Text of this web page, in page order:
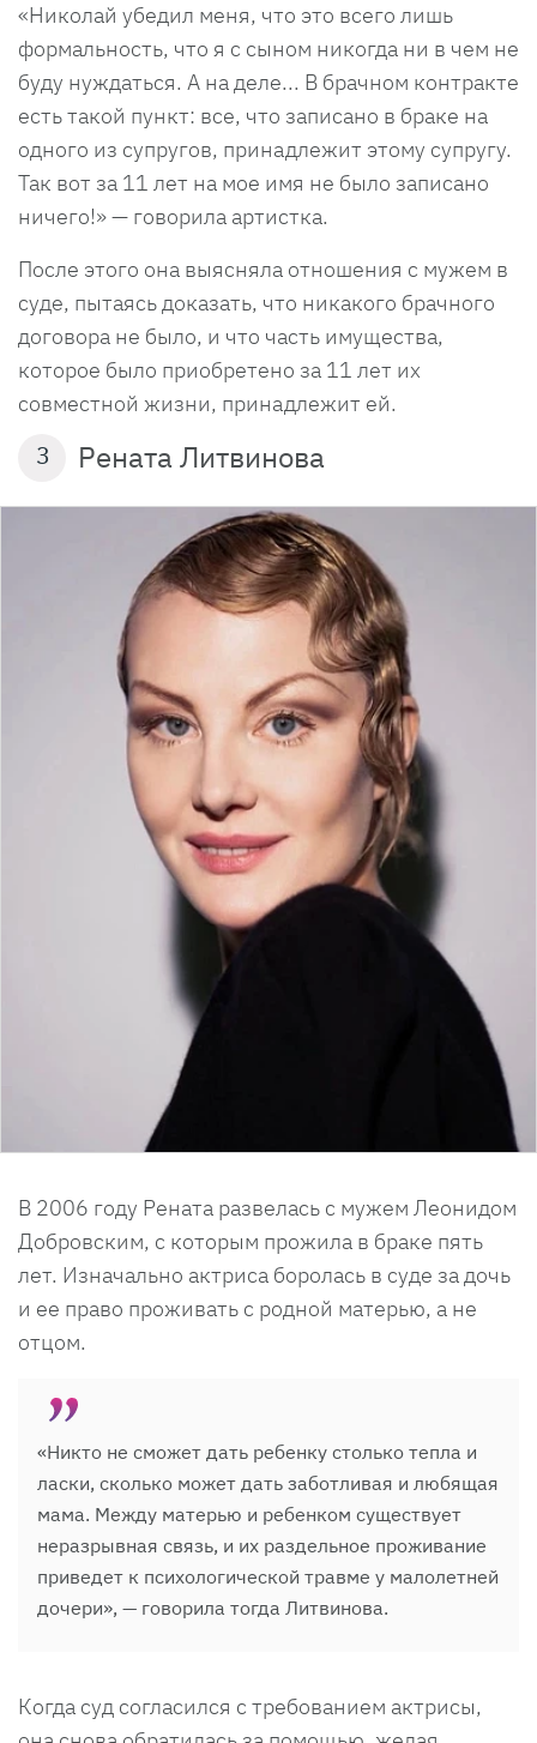
«Николай убедил меня, что это всего лишь
формальность, что я с сыном никогда ни в чем не
буду нуждаться. А на деле... В брачном контракте
есть такой пункт: все, что записано в браке на
одного из супругов, принадлежит этому супругу.
Так вот за 11 лет на мое имя не было записано
ничего!» — говорила артистка.
После этого она выясняла отношения с мужем в
суде, пытаясь доказать, что никакого брачного
договора не было, и что часть имущества,
которое было приобретено за 11 лет их
совместной жизни, принадлежит ей.
3 Рената Литвинова
В 2006 году Рената развелась с мужем Леонидом
Добровским, с которым прожила в браке пять
лет. Изначально актриса боролась в суде за дочь
и ее право проживать с родной матерью, а не
отцом.
«Никто не сможет дать ребенку столько тепла и
ласки, сколько может дать заботливая и любящая
мама. Между матерью и ребенком существует
неразрывная связь, и их раздельное проживание
приведет к психологической травме у малолетней
дочери», — говорила тогда Литвинова.
Когда суд согласился с требованием актрисы,